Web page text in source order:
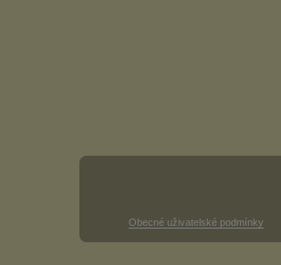
Obecné uživatelské podmínky